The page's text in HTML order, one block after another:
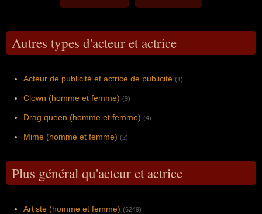
Autres types d'acteur et actrice
Acteur de publicité et actrice de publicité (1)
Clown (homme et femme) (9)
Drag queen (homme et femme) (4)
Mime (homme et femme) (2)
Plus général qu'acteur et actrice
Artiste (homme et femme) (6249)